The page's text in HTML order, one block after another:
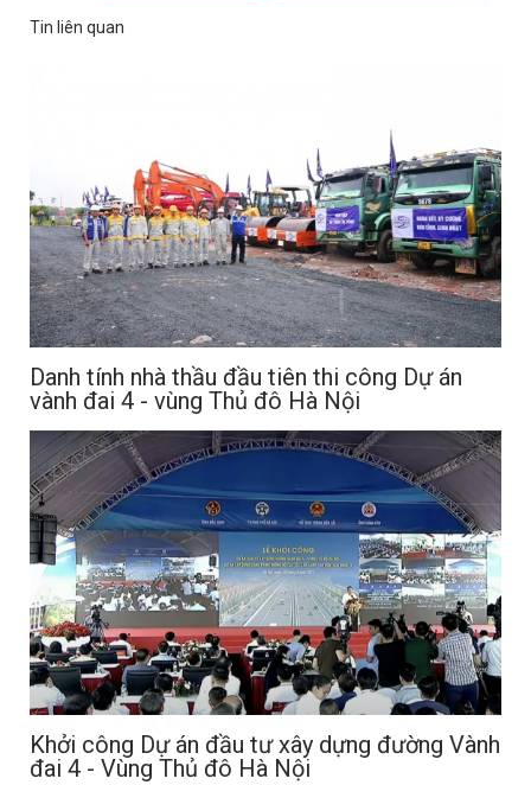
Tin liên quan
Danh tính nhà thầu đầu tiên thi công Dự án
vành đai 4 - vùng Thủ đô Hà Nội
Khởi công Dự án đầu tư xây dựng đường Vành
đai 4 - Vùng Thủ đô Hà Nội